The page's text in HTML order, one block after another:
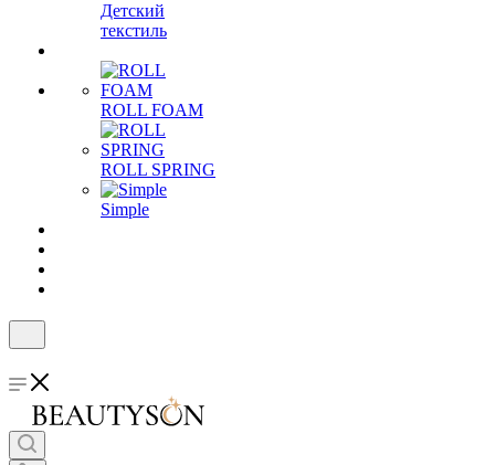
Детский
текстиль
ROLL FOAM
ROLL SPRING
Simple